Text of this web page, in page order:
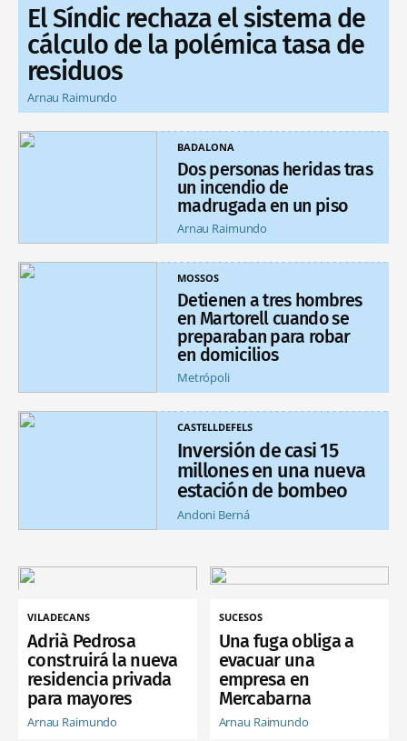
El Síndic rechaza el sistema de
cálculo de la polémica tasa de
residuos
Arnau Raimundo
BADALONA
Dos personas heridas tras
un incendio de
madrugada en un piso
Arnau Raimundo
MOSSOS
Detienen a tres hombres
en Martorell cuando se
preparaban para robar
en domicilios
Metrópoli
CASTELLDEFELS
Inversión de casi 15
millones en una nueva
estación de bombeo
Andoni Berná
VILADECANS
Adrià Pedrosa
construirá la nueva
residencia privada
para mayores
Arnau Raimundo
SUCESOS
Una fuga obliga a
evacuar una
empresa en
Mercabarna
Arnau Raimundo